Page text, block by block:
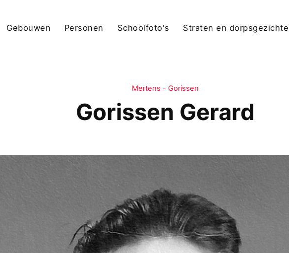
Gebouwen Personen Schoolfoto's Straten en
Mertens - Gorissen
Gorissen Gerard